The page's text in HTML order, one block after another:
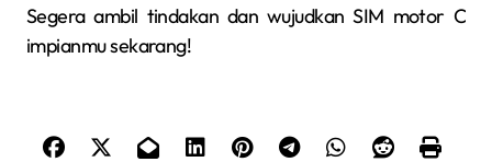
Segera ambil tindakan dan wujudkan SIM motor C
impianmu sekarang!